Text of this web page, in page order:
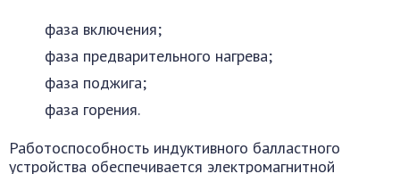
фаза включения;
фаза предварительного нагрева;
фаза поджига;
фаза горения.
Работоспособность индуктивного балластного
устройства обеспечивается электромагнитной